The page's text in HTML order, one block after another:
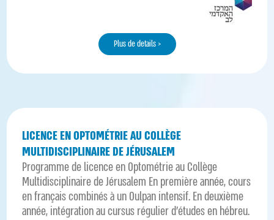
Plus de details >
LICENCE EN OPTOMÉTRIE AU COLLÈGE
MULTIDISCIPLINAIRE DE JÉRUSALEM
Programme de licence en Optométrie au Collège
Multidisciplinaire de Jérusalem En première année, cours
en français combinés à un Oulpan intensif. En deuxième
année, intégration au cursus régulier d’études en hébreu.